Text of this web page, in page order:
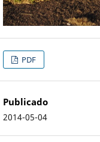
PDF
Publicado
2014-05-04